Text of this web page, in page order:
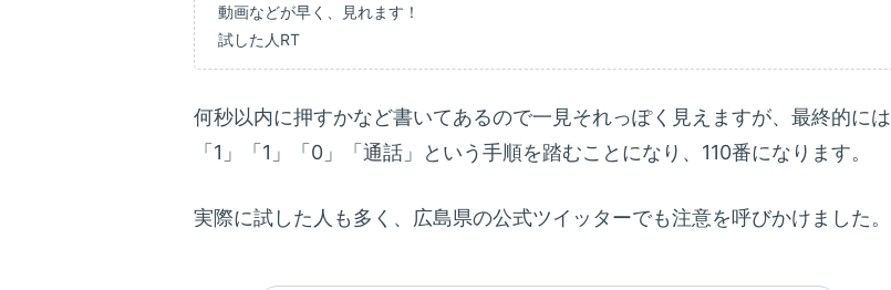
動画などが早く、見れます！
試した人RT
何秒以内に押すかなど書いてあるので一見それっぽく見えますが、最終的には
「1」「1」「0」「通話」という手順を踏むことになり、110番になります。
実際に試した人も多く、広島県の公式ツイッターでも注意を呼びかけました。